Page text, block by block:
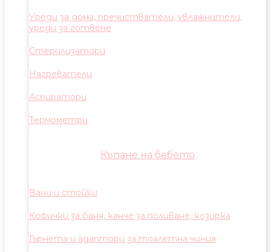
Уреди за дома, пречистватели, увлажнители,
уреди за готвене
Стерилизатори
Нагреватели
Аспиратори
Термометри
Къпане на бебето
Вани и стойки
Кофички за баня, канче за поливане, козирка
Гърнета и адаптори за тоалетна чиния